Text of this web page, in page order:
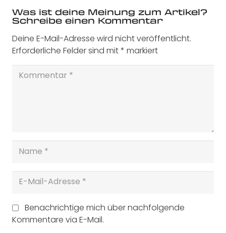
Was ist deine Meinung zum Artikel?
Schreibe einen Kommentar
Deine E-Mail-Adresse wird nicht veröffentlicht.
Erforderliche Felder sind mit* markiert
Benachrichtige mich über nachfolgende
Kommentare via E-Mail.